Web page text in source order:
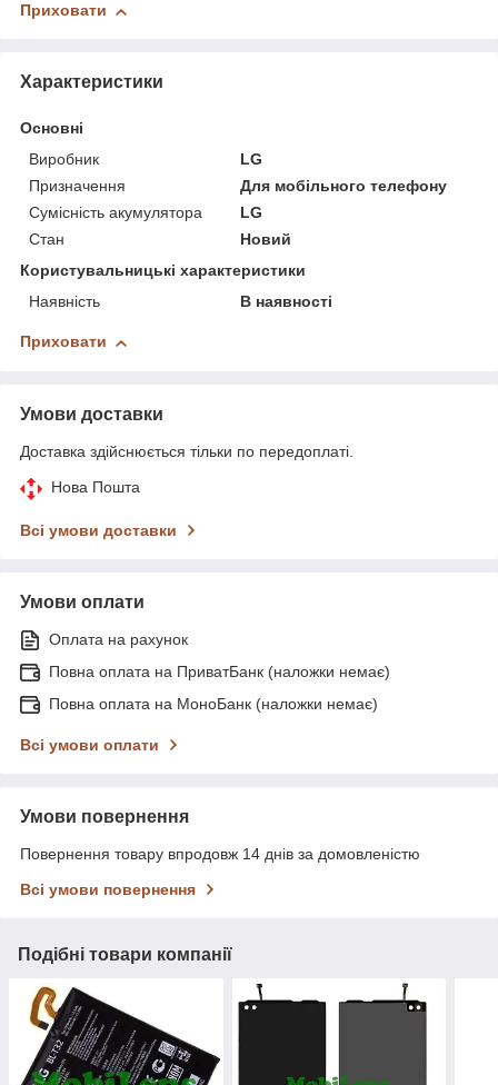
Приховати
Характеристики
Основні
Виробник
LG
Призначення
Для мобільного телефону
Сумісність акумулятора
LG
Стан
Новий
Користувальницькі характеристики
Наявність
В наявності
Приховати
Умови доставки
Доставка здійснюється тільки по передоплаті.
Нова Пошта
Всі умови доставки
Умови оплати
Оплата на рахунок
Повна оплата на ПриватБанк (наложки немає)
Повна оплата на МоноБанк (наложки немає)
Всі умови оплати
Умови повернення
Повернення товару впродовж 14 днів за домовленістю
Всі умови повернення
Подібні товари компанії